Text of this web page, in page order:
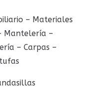
– Materiales
Mantelería –
– Carpas –